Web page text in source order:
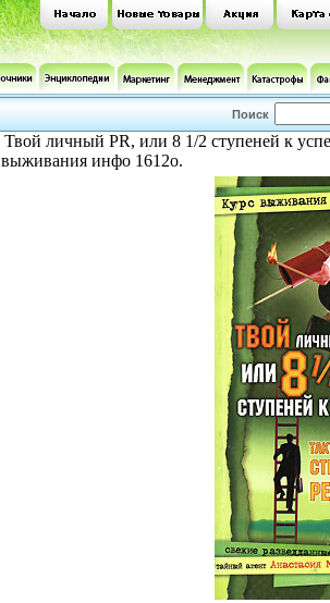
Поиск
Твой личный PR, или 8 1/2 ступеней к
выживания инфо 1612o.